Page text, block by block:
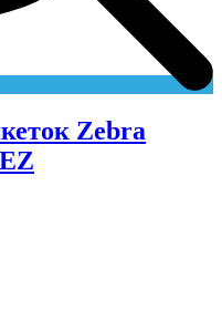
Zebra